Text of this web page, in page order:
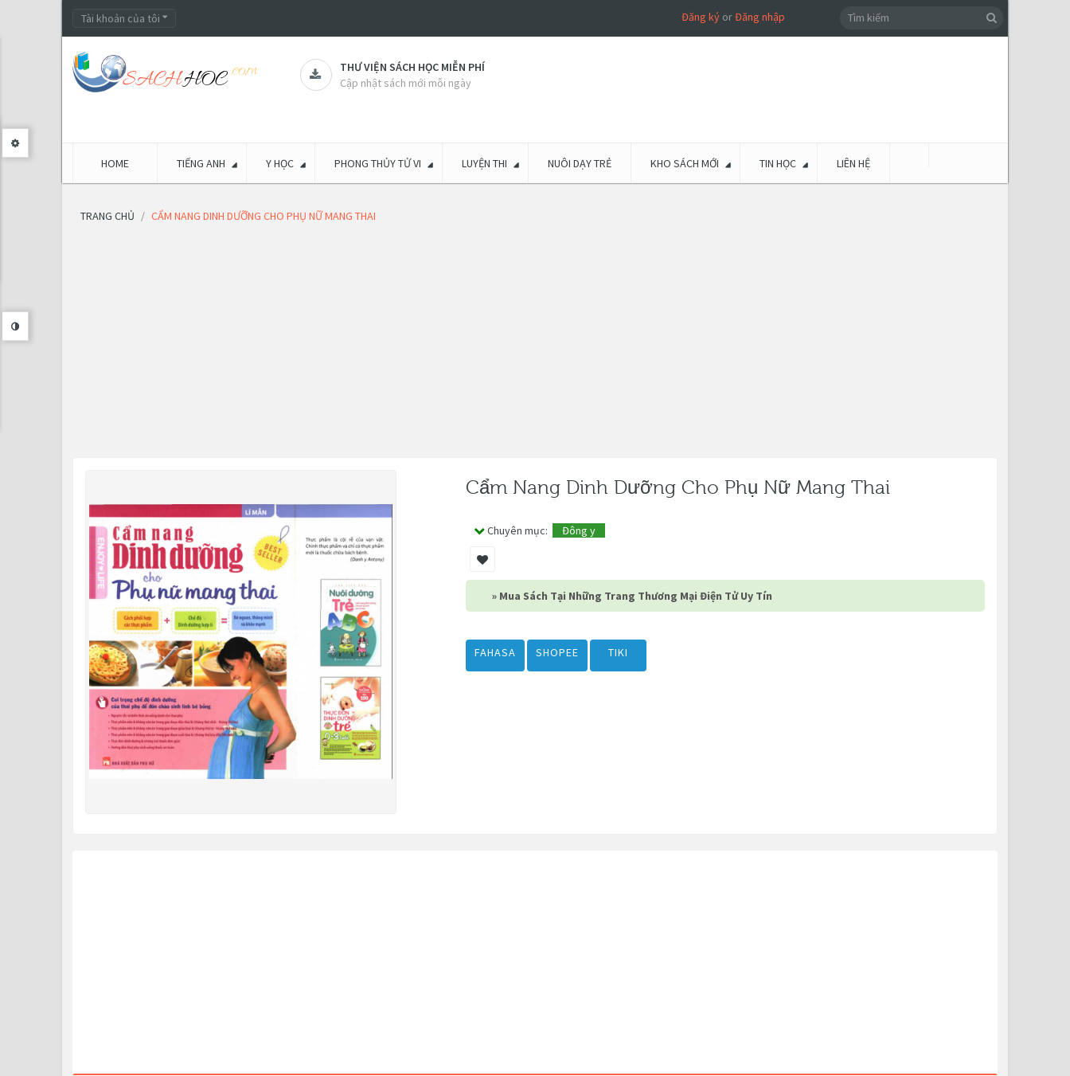
Tài khoản của tôi Đăng kýorĐăng nhập
THƯ VIỆN SÁCH HỌC MIỄN PHÍ
Cập nhật sách mới mỗi ngày
HOME TIẾNG ANH Y HỌC PHONG THỦY TỬ VI LUYỆN THI NUÔI DẠY TRẺ KHO SÁCH MỚI TIN HỌC LIÊN HỆ
TRANG CHỦ CẨM NANG DINH DƯỠNG CHO PHỤ NỮ MANG THAI
Cẩm Nang Dinh Dưỡng Cho Phụ Nữ Mang Thai
Chuyên mục: Đông y
» Mua Sách Tại Những Trang Thương Mại Điện Tử Uy Tín
FAHASA SHOPEE TIKI